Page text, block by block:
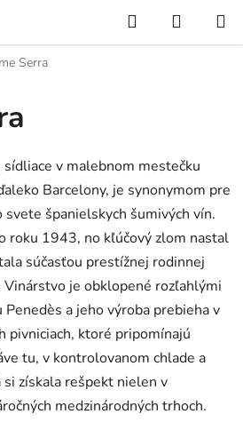
Hľadať
KOŠÍK
Serra
v malebnom mestečku
Barcelony, je synonymom pre
španielskych šumivých vín.
roku 1943, no kľúčový zlom nastal
súčasťou prestížnej rodinnej
Vinárstvo je obklopené rozľahlými
a jeho výroba prebieha v
pivniciach, ktoré pripomínajú
tu, v kontrolovanom chlade a
získala rešpekt nielen v
medzinárodných trhoch.